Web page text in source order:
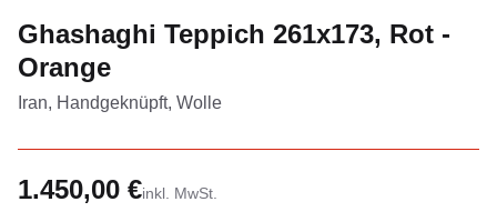
Ghashaghi Teppich 261x173, Rot -
Orange
Iran, Handgeknüpft, Wolle
1.450,00 €inkl. MwSt.